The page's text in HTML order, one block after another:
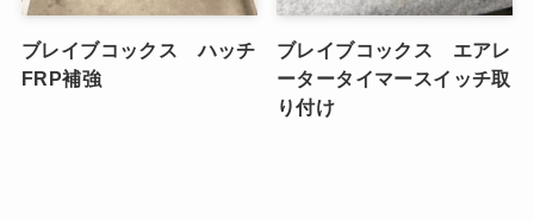
ブレイブコックス ハッチ
FRP補強
ブレイブコックス エアレ
ータータイマースイッチ取
り付け